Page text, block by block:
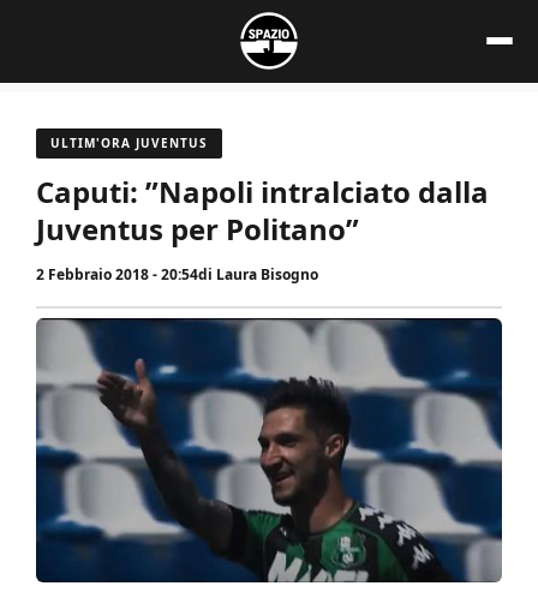
contenuto
ULTIM'ORA JUVENTUS
Caputi: ”Napoli intralciato dalla
Juventus per Politano”
2 Febbraio 2018 - 20:54di Laura Bisogno